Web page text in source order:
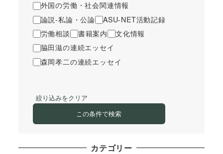
外国の労働・社会関連情報
論説-私論・公論
ASU-NET活動記録
労働相談
書籍案内
文化情報
脇田滋の連続エッセイ
森岡孝二の連続エッセイ
絞り込みをクリア
この条件で検索
カテゴリー